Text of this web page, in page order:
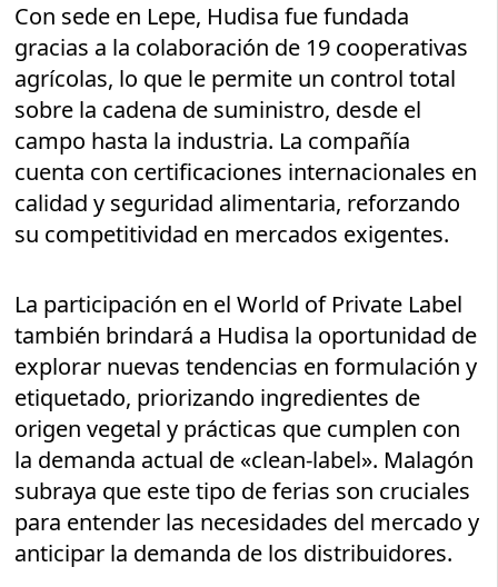
Con sede en Lepe, Hudisa fue fundada
gracias a la colaboración de 19 cooperativas
agrícolas, lo que le permite un control total
sobre la cadena de suministro, desde el
campo hasta la industria. La compañía
cuenta con certificaciones internacionales en
calidad y seguridad alimentaria, reforzando
su competitividad en mercados exigentes.
La participación en el World of Private Label
también brindará a Hudisa la oportunidad de
explorar nuevas tendencias en formulación y
etiquetado, priorizando ingredientes de
origen vegetal y prácticas que cumplen con
la demanda actual de «clean-label». Malagón
subraya que este tipo de ferias son cruciales
para entender las necesidades del mercado y
anticipar la demanda de los distribuidores.